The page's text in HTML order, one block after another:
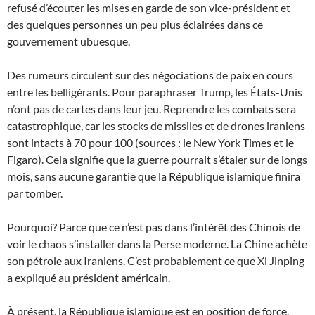
refusé d’écouter les mises en garde de son vice-président et
des quelques personnes un peu plus éclairées dans ce
gouvernement ubuesque.
Des rumeurs circulent sur des négociations de paix en cours
entre les belligérants. Pour paraphraser Trump, les États-Unis
n’ont pas de cartes dans leur jeu. Reprendre les combats sera
catastrophique, car les stocks de missiles et de drones iraniens
sont intacts à 70 pour 100 (sources : le New York Times et le
Figaro). Cela signifie que la guerre pourrait s’étaler sur de longs
mois, sans aucune garantie que la République islamique finira
par tomber.
Pourquoi? Parce que ce n’est pas dans l’intérêt des Chinois de
voir le chaos s’installer dans la Perse moderne. La Chine achète
son pétrole aux Iraniens. C’est probablement ce que Xi Jinping
a expliqué au président américain.
À présent, la République islamique est en position de force.